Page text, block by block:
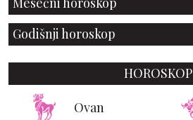
Godišnji horoskop
HOROSKOP
Ovan